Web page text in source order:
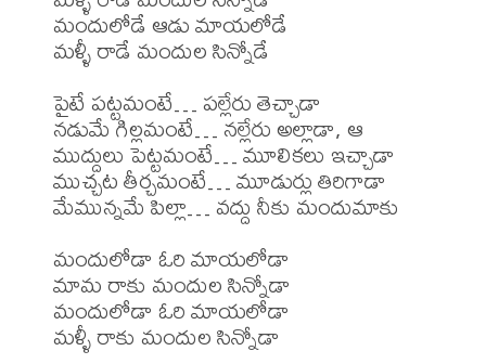
మందులోడే ఆడు మాయలోడే
మళ్ళీ రాడే మందుల సిన్నోడే
పైటే పట్టమంటే… పల్లేరు తెచ్చాడా
నడుమే గిల్లమంటే… నల్లేరు అల్లాడా, ఆ
ముద్దులు పెట్టమంటే… మూలికలు ఇచ్చాడా
ముచ్చట తీర్చమంటే… మూడుర్లు తిరిగాడా
మేమున్నమే పిల్లా… వద్దు నీకు మందుమాకు
మందులోడా ఓరి మాయలోడా
మామ రాకు మందుల సిన్నోడా
మందులోడా ఓరి మాయలోడా
మళ్ళీ రాకు మందుల సిన్నోడా